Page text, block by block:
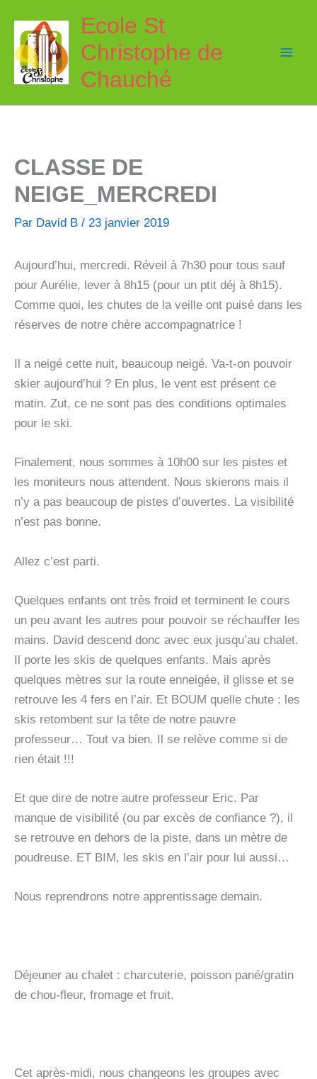
contenu
Ecole St
Christophe de
Chauché
CLASSE DE
NEIGE_MERCREDI
Par David B / 23 janvier 2019
Aujourd’hui, mercredi. Réveil à 7h30 pour tous sauf
pour Aurélie, lever à 8h15 (pour un ptit déj à 8h15).
Comme quoi, les chutes de la veille ont puisé dans les
réserves de notre chère accompagnatrice !
Il a neigé cette nuit, beaucoup neigé. Va-t-on pouvoir
skier aujourd’hui ? En plus, le vent est présent ce
matin. Zut, ce ne sont pas des conditions optimales
pour le ski.
Finalement, nous sommes à 10h00 sur les pistes et
les moniteurs nous attendent. Nous skierons mais il
n’y a pas beaucoup de pistes d’ouvertes. La visibilité
n’est pas bonne.
Allez c’est parti.
Quelques enfants ont très froid et terminent le cours
un peu avant les autres pour pouvoir se réchauffer les
mains. David descend donc avec eux jusqu’au chalet.
Il porte les skis de quelques enfants. Mais après
quelques mètres sur la route enneigée, il glisse et se
retrouve les 4 fers en l’air. Et BOUM quelle chute : les
skis retombent sur la tête de notre pauvre
professeur… Tout va bien. Il se relève comme si de
rien était !!!
Et que dire de notre autre professeur Eric. Par
manque de visibilité (ou par excès de confiance ?), il
se retrouve en dehors de la piste, dans un mètre de
poudreuse. ET BIM, les skis en l’air pour lui aussi…
Nous reprendrons notre apprentissage demain.
Déjeuner au chalet : charcuterie, poisson pané/gratin
de chou-fleur, fromage et fruit.
Cet après-midi, nous changeons les groupes avec